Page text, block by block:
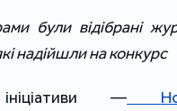
були відібрані
надійшли на конкурс
—